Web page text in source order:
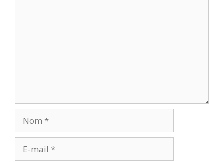
mail